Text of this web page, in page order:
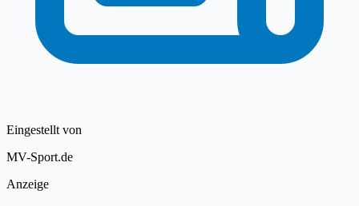
Eingestellt von
MV-Sport.de
Anzeige